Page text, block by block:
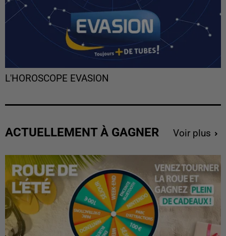
L'HOROSCOPE EVASION
ACTUELLEMENT À GAGNER Voir plus